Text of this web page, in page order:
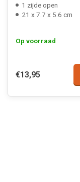
1 zijde open
21 x 7.7 x 5.6 cm
Op voorraad
€13,95